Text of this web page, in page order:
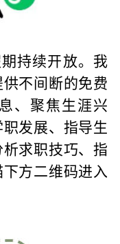
持续开放。我
不间断的免费
、聚焦生涯兴
发展、指导生
求职技巧、指
方二维码进入